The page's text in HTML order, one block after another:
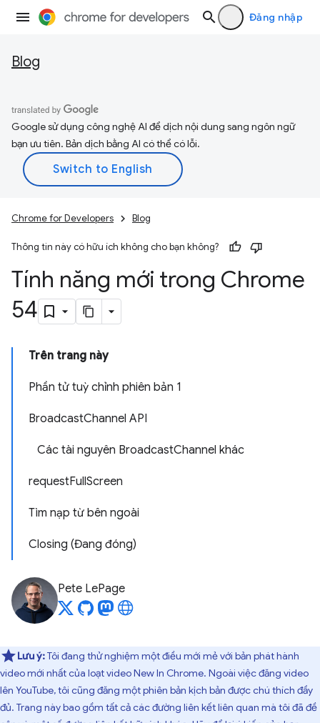
Đăng nhập
Blog
Google sử dụng công nghệ AI để dịch nội dung sang ngôn ngữ
bạn ưu tiên. Bản dịch bằng AI có thể có lỗi.
Chrome for Developers Blog
Thông tin này có hữu ích không cho bạn không?
Tính năng mới trong Chrome
54
Trên trang này
Phần tử tuỳ chỉnh phiên bản 1
BroadcastChannel API
Các tài nguyên BroadcastChannel khác
requestFullScreen
Tìm nạp từ bên ngoài
Closing (Đang đóng)
Pete LePage
Lưu ý:Tôi đang thử nghiệm một điều mới mẻ với bản phát hành
video mới nhất của loạt video New In Chrome. Ngoài việc đăng video
lên YouTube, tôi cũng đăng một phiên bản kịch bản được chú thích đầy
đủ. Trang này bao gồm tất cả các đường liên kết liên quan mà tôi đã đề